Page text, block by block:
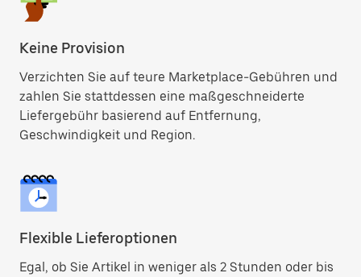
Keine Provision
Verzichten Sie auf teure Marketplace-Gebühren und
zahlen Sie stattdessen eine maßgeschneiderte
Liefergebühr basierend auf Entfernung,
Geschwindigkeit und Region.
Flexible Lieferoptionen
Egal, ob Sie Artikel in weniger als 2 Stunden oder bis